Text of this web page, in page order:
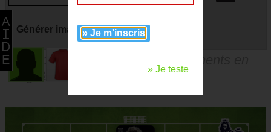
» Générer image avec
Vous pouvez faire des remplacements en
drag & droppant les joueurs.
» Je m'inscris
» Je teste